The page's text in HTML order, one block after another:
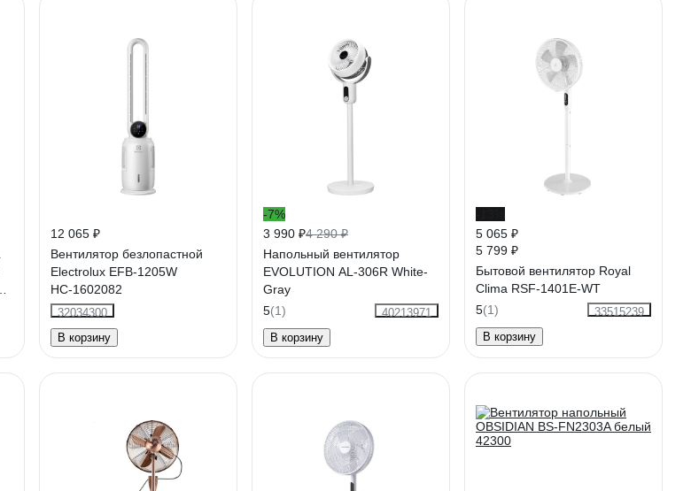
12 065 ₽
Вентилятор безлопастной
Electrolux EFB-1205W
НС-1602082
32034300
В корзину
-7%
3 990 ₽4 290 ₽
Напольный вентилятор
EVOLUTION AL-306R White-
Gray
5(1)
40213971
В корзину
5 065 ₽
5 799 ₽
Бытовой вентилятор Royal
Clima RSF-1401E-WT
5(1)
33515239
В корзину